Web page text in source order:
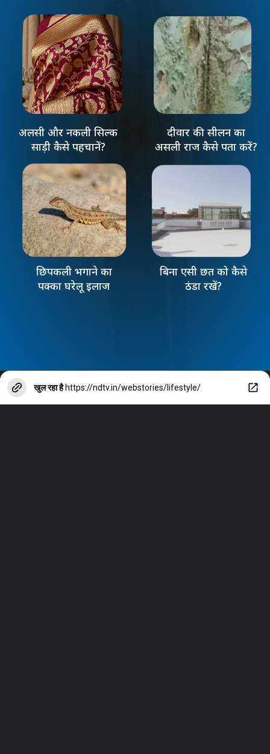
अलसी और नकली सिल्क
साड़ी कैसे पहचानें?
छिपकली भगाने का
पक्का घरेलू इलाज
दीवार की सीलन का
असली राज कैसे पता करें?
बिना एसी छत को कैसे
ठंडा रखें?
खुल रहा है https://ndtv.in/webstories/lifestyle/